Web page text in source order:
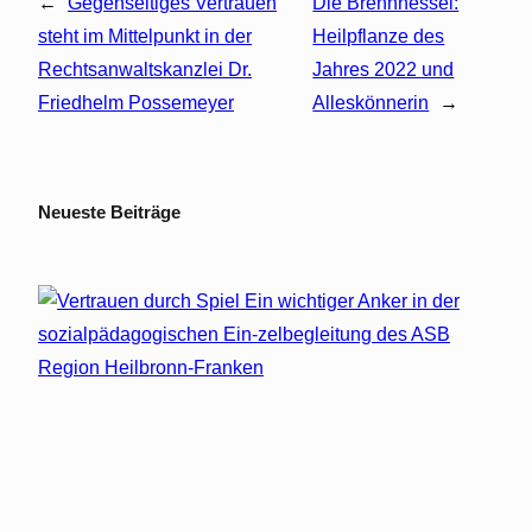
steht im Mittelpunkt in der
Rechtsanwaltskanzlei Dr.
Friedhelm Possemeyer
Heilpflanze des
Jahres 2022 und
Alleskönnerin
→
Neueste Beiträge